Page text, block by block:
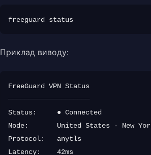
Приклад виводу:
FreeGuard VPN Status
────────────────────
Status:     ● Connected
Node:       United States - New
Protocol:   anytls
Latency:    42ms